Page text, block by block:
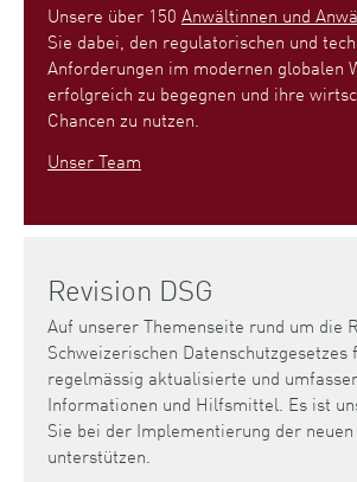
Unsere über 150 Anwältinnen und
Sie dabei, den regulatorischen und
Anforderungen im modernen globalen
erfolgreich zu begegnen und ihre
Chancen zu nutzen.
Unser Team
Revision DSG
Auf unserer Themenseite rund um die
Schweizerischen Datenschutzgesetzes
regelmässig aktualisierte und
Informationen und Hilfsmittel. Es ist
Sie bei der Implementierung der neuen
unterstützen.